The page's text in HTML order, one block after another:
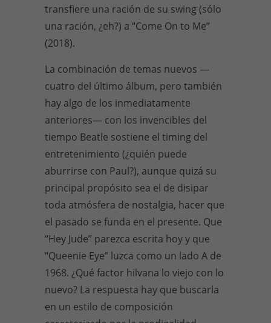
transfiere una ración de su swing (sólo
una ración, ¿eh?) a “Come On to Me”
(2018).
La combinación de temas nuevos —
cuatro del último álbum, pero también
hay algo de los inmediatamente
anteriores— con los invencibles del
tiempo Beatle sostiene el timing del
entretenimiento (¿quién puede
aburrirse con Paul?), aunque quizá su
principal propósito sea el de disipar
toda atmósfera de nostalgia, hacer que
el pasado se funda en el presente. Que
“Hey Jude” parezca escrita hoy y que
“Queenie Eye” luzca como un lado A de
1968. ¿Qué factor hilvana lo viejo con lo
nuevo? La respuesta hay que buscarla
en un estilo de composición